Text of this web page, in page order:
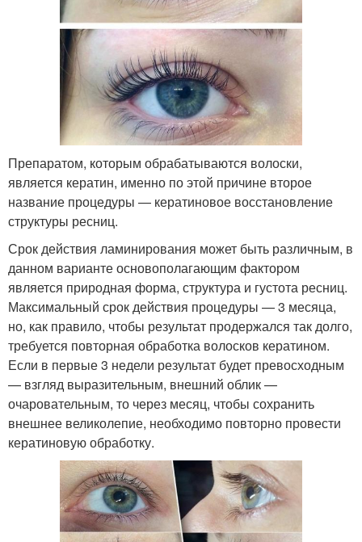
Препаратом, которым обрабатываются волоски,
является кератин, именно по этой причине второе
название процедуры — кератиновое восстановление
структуры ресниц.
Срок действия ламинирования может быть различным, в
данном варианте основополагающим фактором
является природная форма, структура и густота ресниц.
Максимальный срок действия процедуры — 3 месяца,
но, как правило, чтобы результат продержался так долго,
требуется повторная обработка волосков кератином.
Если в первые 3 недели результат будет превосходным
— взгляд выразительным, внешний облик —
очаровательным, то через месяц, чтобы сохранить
внешнее великолепие, необходимо повторно провести
кератиновую обработку.